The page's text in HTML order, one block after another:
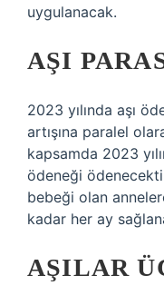
uygulanacak.
AŞI
2023 yılında aşı
artışına paralel
kapsamda 2023
ödeneği
bebeği olan
kadar her ay
AŞILAR